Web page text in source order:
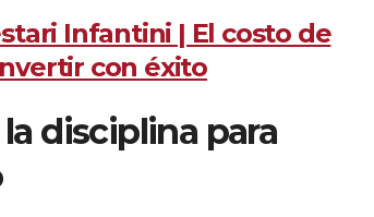
Infantini | El costo de
con éxito
disciplina para